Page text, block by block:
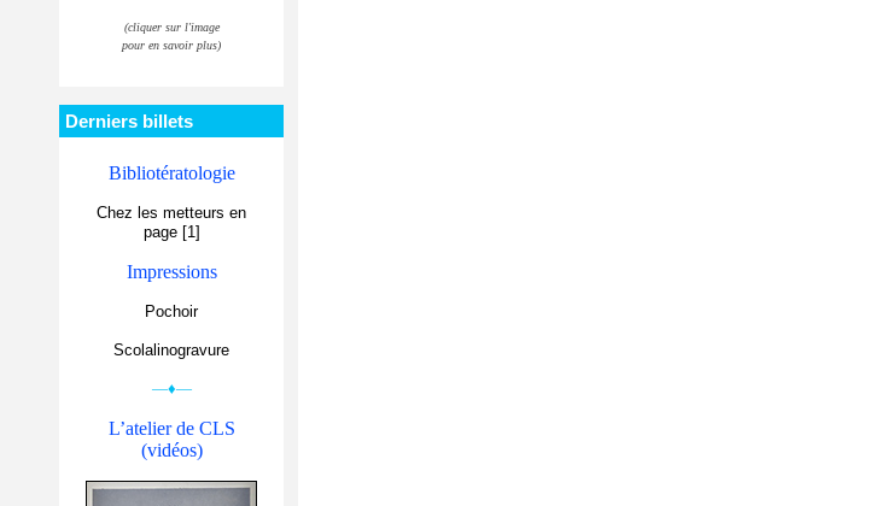
(cliquer sur l'image
pour en savoir plus)
Derniers billets
Bibliotératologie
Chez les metteurs en
page [1]
Impressions
Pochoir
Scolalinogravure
—♦—
L’atelier de CLS
(vidéos)